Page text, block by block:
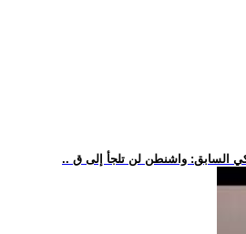
السابق: واشنطن لن تلجأ إلى ق